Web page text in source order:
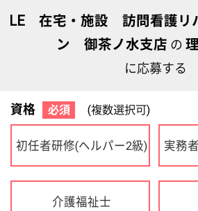
資格 必須 (複数選択可)
(ヘルパー2級) 実務者研修(ヘルパー1級)
社会福祉士
ケアマネジャー PT
OT その他・なし
生年 必須